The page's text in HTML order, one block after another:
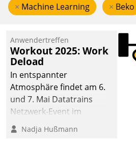
× Machine Learning × Beko
Anwendertreffen
Workout 2025: Work
Deload
In entspannter
Atmosphäre findet am 6.
und 7. Mai Datatrains
Netzwerk-Event im
Kunden- und Partnerkreis
statt. Zentrale Frage: Wie
Nadja Hußmann